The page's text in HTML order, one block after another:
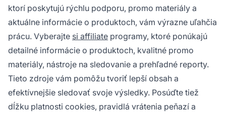
ktorí poskytujú rýchlu podporu, promo materiály a
aktuálne informácie o produktoch, vám výrazne uľahčia
prácu. Vyberajte si affiliate programy, ktoré ponúkajú
detailné informácie o produktoch, kvalitné promo
materiály, nástroje na sledovanie a prehľadné reporty.
Tieto zdroje vám pomôžu tvoriť lepší obsah a
efektívnejšie sledovať svoje výsledky. Posúďte tiež
dĺžku platnosti cookies, pravidlá vrátenia peňazí a